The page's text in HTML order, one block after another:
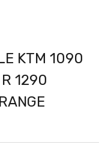
KTM 1090
1290